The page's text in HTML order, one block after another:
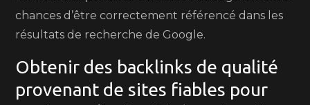
chances d’être correctement référencé dans les
résultats de recherche de Google.
Obtenir des backlinks de qualité
provenant de sites fiables pour